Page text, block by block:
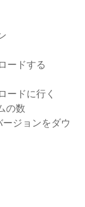
ードする
ードに行く
の数
ジョンをダウ